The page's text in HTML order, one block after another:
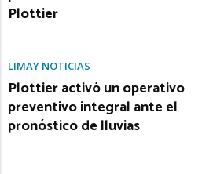
Plottier
LIMAY NOTICIAS
Plottier activó un operativo
preventivo integral ante el
pronóstico de lluvias